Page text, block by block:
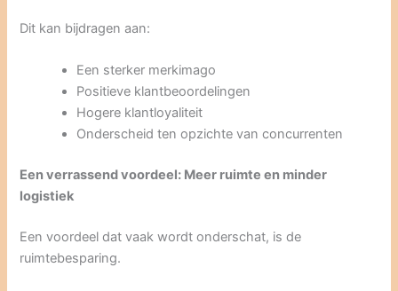
Dit kan bijdragen aan:
Een sterker merkimago
Positieve klantbeoordelingen
Hogere klantloyaliteit
Onderscheid ten opzichte van concurrenten
Een verrassend voordeel: Meer ruimte en minder
logistiek
Een voordeel dat vaak wordt onderschat, is de
ruimtebesparing.